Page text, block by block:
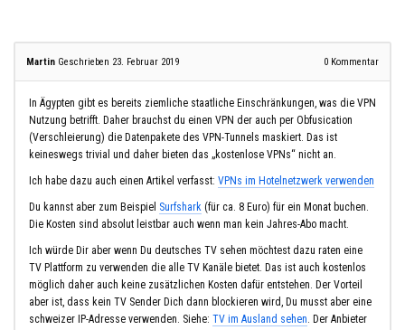
Martin Geschrieben 23. Februar 2019 0 Kommentar
In Ägypten gibt es bereits ziemliche staatliche Einschränkungen, was die VPN
Nutzung betrifft. Daher brauchst du einen VPN der auch per Obfusication
(Verschleierung) die Datenpakete des VPN-Tunnels maskiert. Das ist
keineswegs trivial und daher bieten das „kostenlose VPNs“ nicht an.
Ich habe dazu auch einen Artikel verfasst: VPNs im Hotelnetzwerk verwenden
Du kannst aber zum Beispiel Surfshark (für ca. 8 Euro) für ein Monat buchen.
Die Kosten sind absolut leistbar auch wenn man kein Jahres-Abo macht.
Ich würde Dir aber wenn Du deutsches TV sehen möchtest dazu raten eine
TV Plattform zu verwenden die alle TV Kanäle bietet. Das ist auch kostenlos
möglich daher auch keine zusätzlichen Kosten dafür entstehen. Der Vorteil
aber ist, dass kein TV Sender Dich dann blockieren wird, Du musst aber eine
schweizer IP-Adresse verwenden. Siehe: TV im Ausland sehen . Der Anbieter